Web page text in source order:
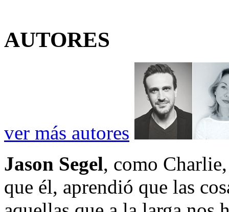
AUTORES
ver más autores
Jason Segel, como
que él, aprendió que las